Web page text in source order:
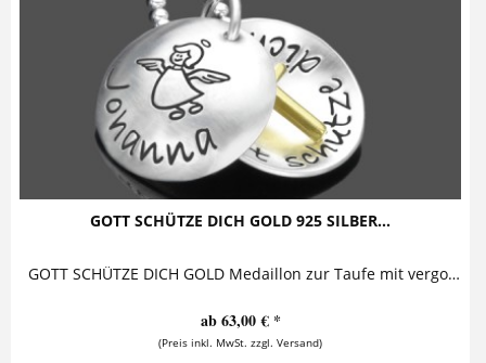
GOTT SCHÜTZE DICH GOLD 925 SILBER...
GOTT SCHÜTZE DICH GOLD Medaillon zur Taufe mit vergoldetem Kreuz Diese bezaubernde Taufkette mit Gravur besteht aus einem personalisierten...
ab 63,00 € *
(Preis inkl. MwSt. zzgl. Versand)